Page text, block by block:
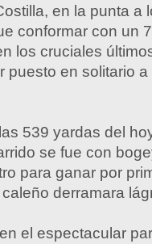
en la punta a
conformar con un
los cruciales
puesto en solitario
539 yardas del
se fue con
para ganar por
derramara
el espectacular